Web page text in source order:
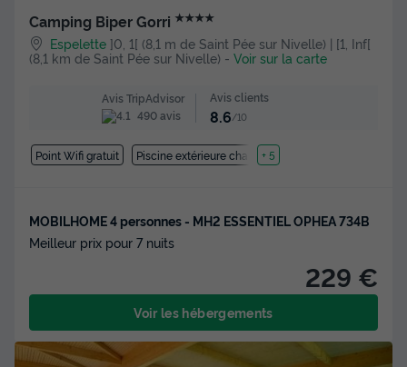
Camping Biper Gorri ★★★★
Espelette ]0, 1[ (8,1 m de Saint Pée sur Nivelle) | [1, Inf[
(8,1 km de Saint Pée sur Nivelle) - Voir sur la carte
Avis TripAdvisor
490 avis
Avis clients
8.6/10
Point Wifi gratuit Piscine extérieure chauffée
+ 5
MOBILHOME 4 personnes - MH2 ESSENTIEL OPHEA 734B
Meilleur prix pour 7 nuits
229 €
Voir les hébergements